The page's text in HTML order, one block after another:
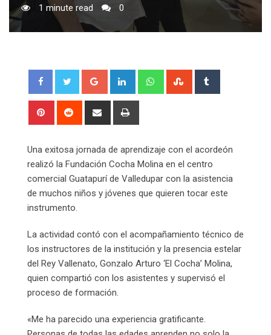
1 minute read
0
Google+ LinkedIn WhatsappStumbleUpon
Pinterest Reddit
Share
Una exitosa jornada de aprendizaje con el acordeón
realizó la Fundación Cocha Molina en el centro
comercial Guatapurí de Valledupar con la asistencia
de muchos niños y jóvenes que quieren tocar este
instrumento.
La actividad contó con el acompañamiento técnico de
los instructores de la institución y la presencia estelar
del Rey Vallenato, Gonzalo Arturo ‘El Cocha’ Molina,
quien compartió con los asistentes y supervisó el
proceso de formación.
«Me ha parecido una experiencia gratificante.